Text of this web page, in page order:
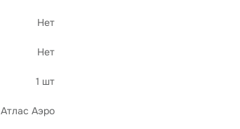
Нет
Нет
1 шт
Атлас Аэро